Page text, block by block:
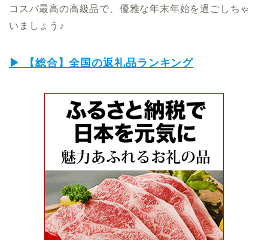
コスパ最高の高級品で、優雅な年末年始を過ごしちゃ
いましょう♪
▶︎ 【総合】全国の返礼品ランキング